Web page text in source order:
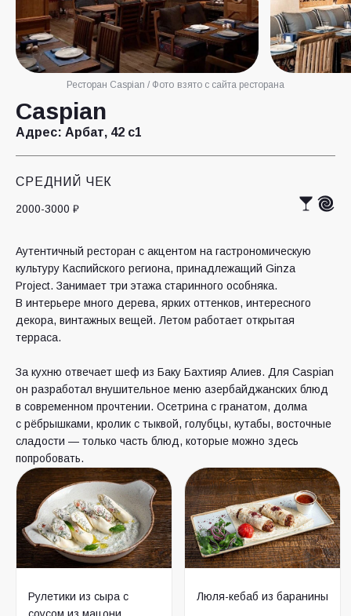
Ресторан Caspian / Фото взято с сайта ресторана
Caspian
Адрес: Арбат, 42 с1
СРЕДНИЙ ЧЕК
2000-3000 ₽
Аутентичный ресторан с акцентом на гастрономическую
культуру Каспийского региона, принадлежащий Ginza
Project. Занимает три этажа старинного особняка.
В интерьере много дерева, ярких оттенков, интересного
декора, винтажных вещей. Летом работает открытая
терраса.
За кухню отвечает шеф из Баку Бахтияр Алиев. Для Caspian
он разработал внушительное меню азербайджанских блюд
в современном прочтении. Осетрина с гранатом, долма
с рёбрышками, кролик с тыквой, голубцы, кутабы, восточные
сладости — только часть блюд, которые можно здесь
попробовать.
Рулетики из сыра с
Люля-кебаб из баранины